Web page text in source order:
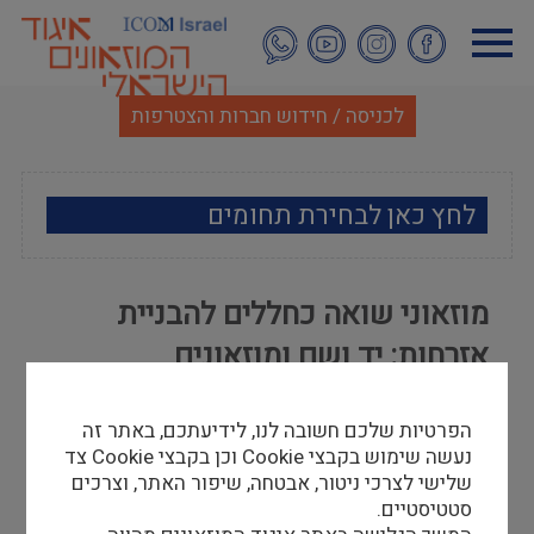
לתוכן
העיקרי
לכניסה / חידוש חברות והצטרפות
לחץ כאן לבחירת תחומים
אמנות
מוזאולוגיה כללי
היסטוריה ומורשת
מוזאוני שואה כחללים להבניית
אזרחות: יד ושם ומוזאונים
שוש סטפני רותם
06/09/15
להלן קישור לדוח סיכום מאת ד"ר שוש סטפני
הפרטיות שלכם חשובה לנו, לידיעתכם, באתר זה
נעשה שימוש בקבצי Cookie וכן בקבצי Cookie צד
שלישי לצרכי ניטור, אבטחה, שיפור האתר, וצרכים
סטטיסטיים.